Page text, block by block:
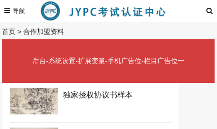
首页 >合作加盟资料
后台-系统设置-扩展变量-手机广告位-栏目广告位一
独家授权协议书样本